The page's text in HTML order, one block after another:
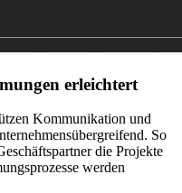
erleichtert
Kommunikation und
So
die Projekte
werden